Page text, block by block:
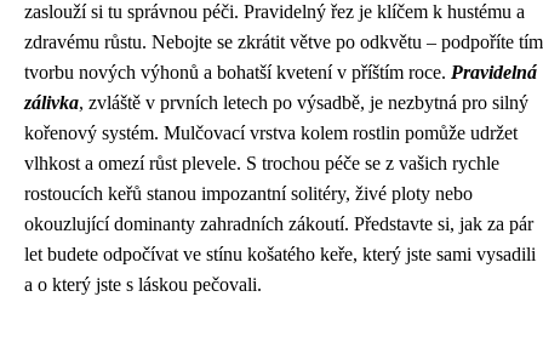
zaslouží si tu správnou péči. Pravidelný řez je klíčem k hustému a
zdravému růstu. Nebojte se zkrátit větve po odkvětu – podpoříte tím
tvorbu nových výhonů a bohatší kvetení v příštím roce. Pravidelná
zálivka, zvláště v prvních letech po výsadbě, je nezbytná pro silný
kořenový systém. Mulčovací vrstva kolem rostlin pomůže udržet
vlhkost a omezí růst plevele. S trochou péče se z vašich rychle
rostoucích keřů stanou impozantní solitéry, živé ploty nebo
okouzlující dominanty zahradních zákoutí. Představte si, jak za pár
let budete odpočívat ve stínu košatého keře, který jste sami vysadili
a o který jste s láskou pečovali.